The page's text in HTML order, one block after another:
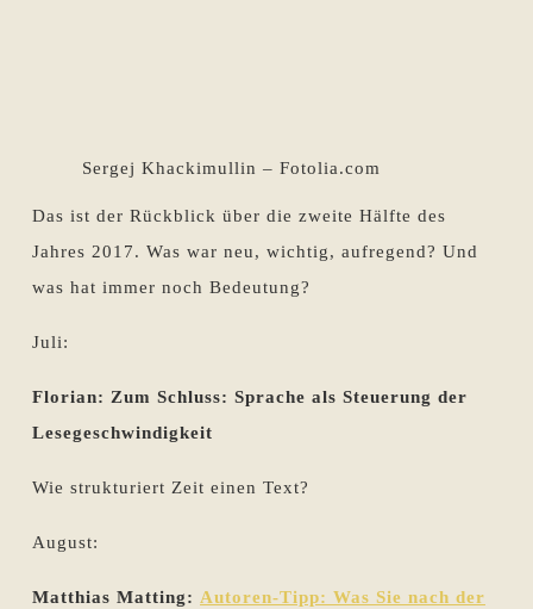
Sergej Khackimullin – Fotolia.com
Das ist der Rückblick über die zweite Hälfte des
Jahres 2017. Was war neu, wichtig, aufregend? Und
was hat immer noch Bedeutung?
Juli:
Florian: Zum Schluss: Sprache als Steuerung der
Lesegeschwindigkeit
Wie strukturiert Zeit einen Text?
August:
Matthias Matting: Autoren-Tipp: Was Sie nach der